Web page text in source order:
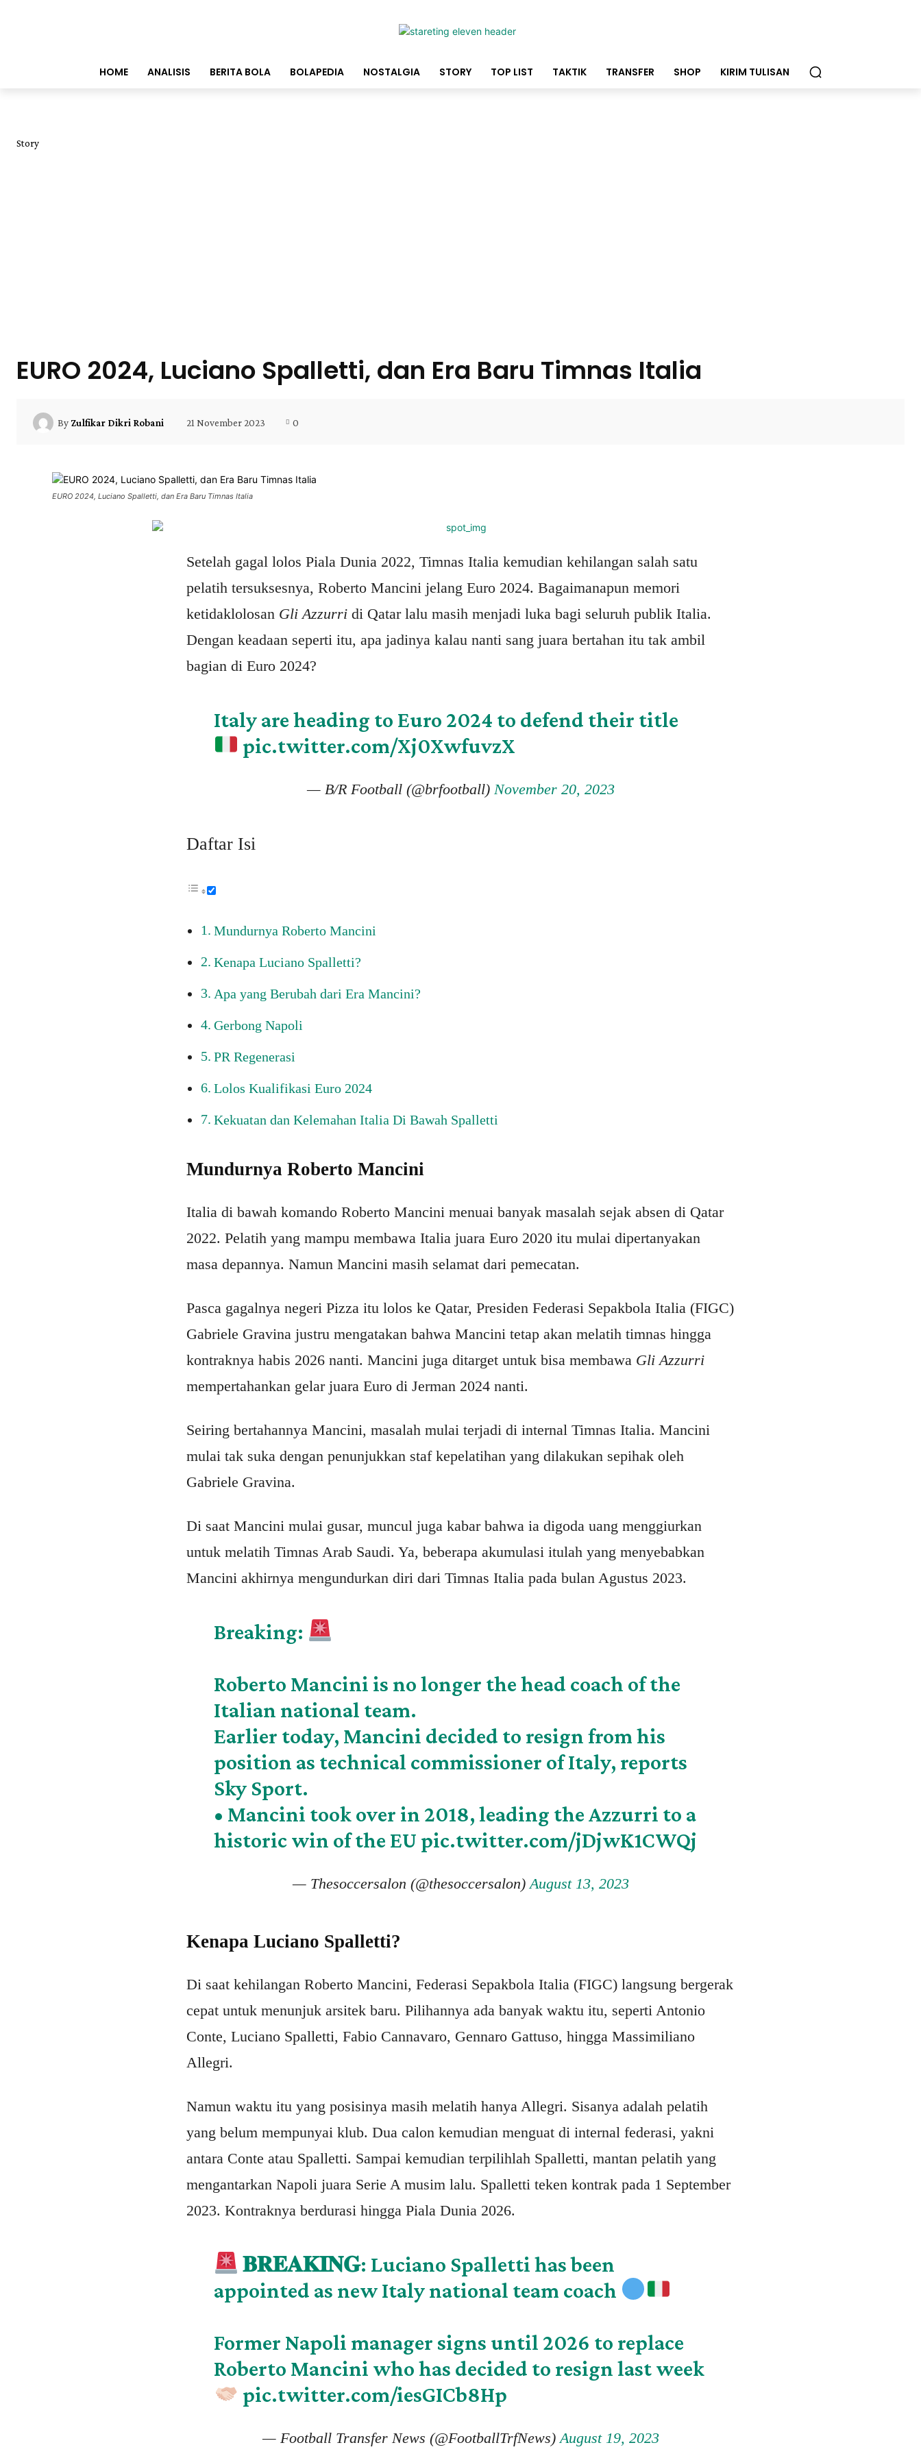
HOME ANALISIS BERITA BOLA BOLAPEDIA NOSTALGIA STORY TOP LIST TAKTIK TRANSFER SHOP KIRIM TULISAN
Story
EURO 2024, Luciano Spalletti, dan Era Baru Timnas Italia
By Zulfikar Dikri Robani 21 November 2023 0
EURO 2024, Luciano Spalletti, dan Era Baru Timnas Italia
Setelah gagal lolos Piala Dunia 2022, Timnas Italia kemudian kehilangan salah satu
pelatih tersuksesnya, Roberto Mancini jelang Euro 2024. Bagaimanapun memori
ketidaklolosan Gli Azzurri di Qatar lalu masih menjadi luka bagi seluruh publik Italia.
Dengan keadaan seperti itu, apa jadinya kalau nanti sang juara bertahan itu tak ambil
bagian di Euro 2024?
Italy are heading to Euro 2024 to defend their title
pic.twitter.com/Xj0XwfuvzX
— B/R Football (@brfootball) November 20, 2023
Daftar Isi
Mundurnya Roberto Mancini
Kenapa Luciano Spalletti?
Apa yang Berubah dari Era Mancini?
Gerbong Napoli
PR Regenerasi
Lolos Kualifikasi Euro 2024
Kekuatan dan Kelemahan Italia Di Bawah Spalletti
Mundurnya Roberto Mancini
Italia di bawah komando Roberto Mancini menuai banyak masalah sejak absen di Qatar
2022. Pelatih yang mampu membawa Italia juara Euro 2020 itu mulai dipertanyakan
masa depannya. Namun Mancini masih selamat dari pemecatan.
Pasca gagalnya negeri Pizza itu lolos ke Qatar, Presiden Federasi Sepakbola Italia (FIGC)
Gabriele Gravina justru mengatakan bahwa Mancini tetap akan melatih timnas hingga
kontraknya habis 2026 nanti. Mancini juga ditarget untuk bisa membawa Gli Azzurri
mempertahankan gelar juara Euro di Jerman 2024 nanti.
Seiring bertahannya Mancini, masalah mulai terjadi di internal Timnas Italia. Mancini
mulai tak suka dengan penunjukkan staf kepelatihan yang dilakukan sepihak oleh
Gabriele Gravina.
Di saat Mancini mulai gusar, muncul juga kabar bahwa ia digoda uang menggiurkan
untuk melatih Timnas Arab Saudi. Ya, beberapa akumulasi itulah yang menyebabkan
Mancini akhirnya mengundurkan diri dari Timnas Italia pada bulan Agustus 2023.
Breaking:
Roberto Mancini is no longer the head coach of the
Italian national team.
Earlier today, Mancini decided to resign from his
position as technical commissioner of Italy, reports
Sky Sport.
• Mancini took over in 2018, leading the Azzurri to a
historic win of the EU pic.twitter.com/jDjwK1CWQj
— Thesoccersalon (@thesoccersalon)August 13, 2023
Kenapa Luciano Spalletti?
Di saat kehilangan Roberto Mancini, Federasi Sepakbola Italia (FIGC) langsung bergerak
cepat untuk menunjuk arsitek baru. Pilihannya ada banyak waktu itu, seperti Antonio
Conte, Luciano Spalletti, Fabio Cannavaro, Gennaro Gattuso, hingga Massimiliano
Allegri.
Namun waktu itu yang posisinya masih melatih hanya Allegri. Sisanya adalah pelatih
yang belum mempunyai klub. Dua calon kemudian menguat di internal federasi, yakni
antara Conte atau Spalletti. Sampai kemudian terpilihlah Spalletti, mantan pelatih yang
mengantarkan Napoli juara Serie A musim lalu. Spalletti teken kontrak pada 1 September
2023. Kontraknya berdurasi hingga Piala Dunia 2026.
𝐁𝐑𝐄𝐀𝐊𝐈𝐍𝐆: Luciano Spalletti has been
appointed as new Italy national team coach
Former Napoli manager signs until 2026 to replace
Roberto Mancini who has decided to resign last week
pic.twitter.com/iesGICb8Hp
— Football Transfer News (@FootballTrfNews)August 19, 2023